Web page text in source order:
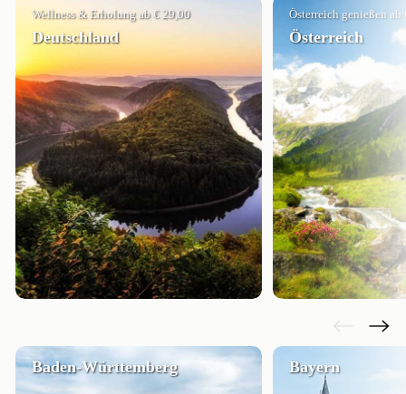
Wellness & Erholung ab € 29,00
Deutschland
Österreich genießen ab
Österreich
Baden-Württemberg Bayern